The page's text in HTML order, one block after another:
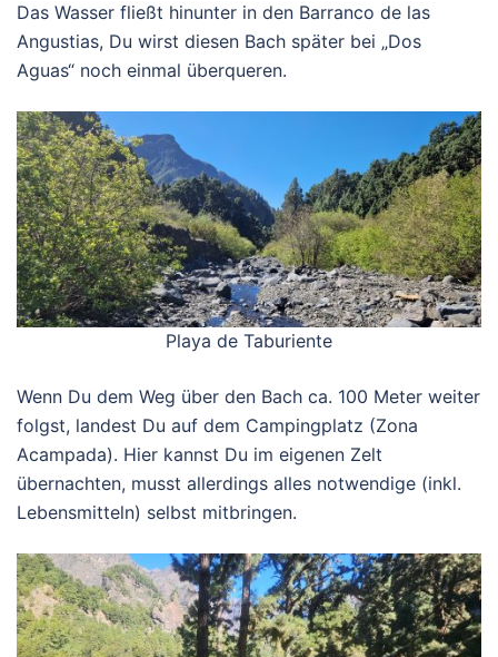
Das Wasser fließt hinunter in den Barranco de las
Angustias, Du wirst diesen Bach später bei „Dos
Aguas“ noch einmal überqueren.
Playa de Taburiente
Wenn Du dem Weg über den Bach ca. 100 Meter weiter
folgst, landest Du auf dem Campingplatz (Zona
Acampada). Hier kannst Du im eigenen Zelt
übernachten, musst allerdings alles notwendige (inkl.
Lebensmitteln) selbst mitbringen.